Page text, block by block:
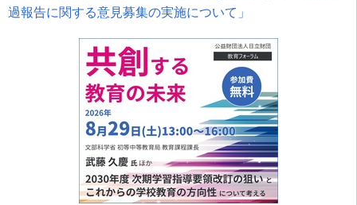
過報告に関する意見募集の実施について」